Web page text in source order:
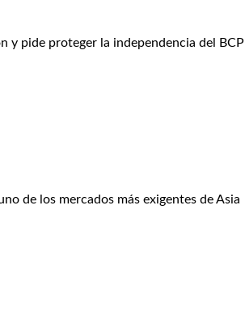
y pide proteger la independencia del BCP
de los mercados más exigentes de Asia